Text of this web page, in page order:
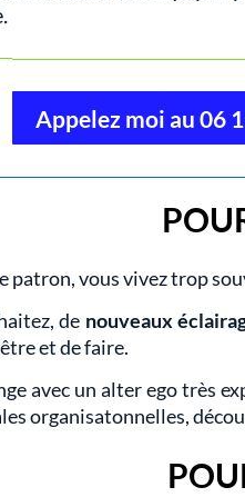
Appelez moi au 06
patron, vous vivez trop
de nouveaux
et de faire.
avec un alter ego très
organisatonnelles,